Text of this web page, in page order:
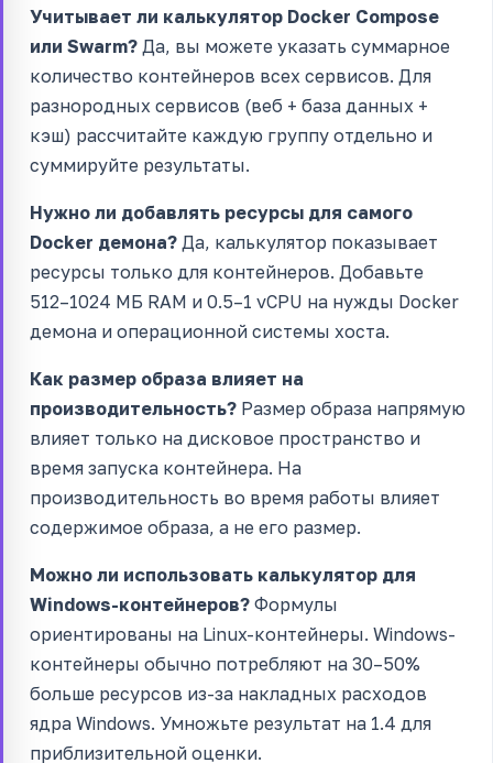
Учитывает ли калькулятор Docker Compose
или Swarm? Да, вы можете указать суммарное
количество контейнеров всех сервисов. Для
разнородных сервисов (веб + база данных +
кэш) рассчитайте каждую группу отдельно и
суммируйте результаты.
Нужно ли добавлять ресурсы для самого
Docker демона? Да, калькулятор показывает
ресурсы только для контейнеров. Добавьте
512–1024 МБ RAM и 0.5–1 vCPU на нужды Docker
демона и операционной системы хоста.
Как размер образа влияет на
производительность? Размер образа напрямую
влияет только на дисковое пространство и
время запуска контейнера. На
производительность во время работы влияет
содержимое образа, а не его размер.
Можно ли использовать калькулятор для
Windows-контейнеров? Формулы
ориентированы на Linux-контейнеры. Windows-
контейнеры обычно потребляют на 30–50%
больше ресурсов из-за накладных расходов
ядра Windows. Умножьте результат на 1.4 для
приблизительной оценки.